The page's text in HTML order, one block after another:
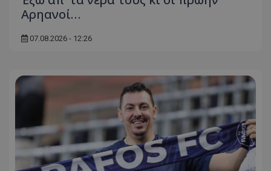
Αρηανοί…
07.08.2026 - 12:26